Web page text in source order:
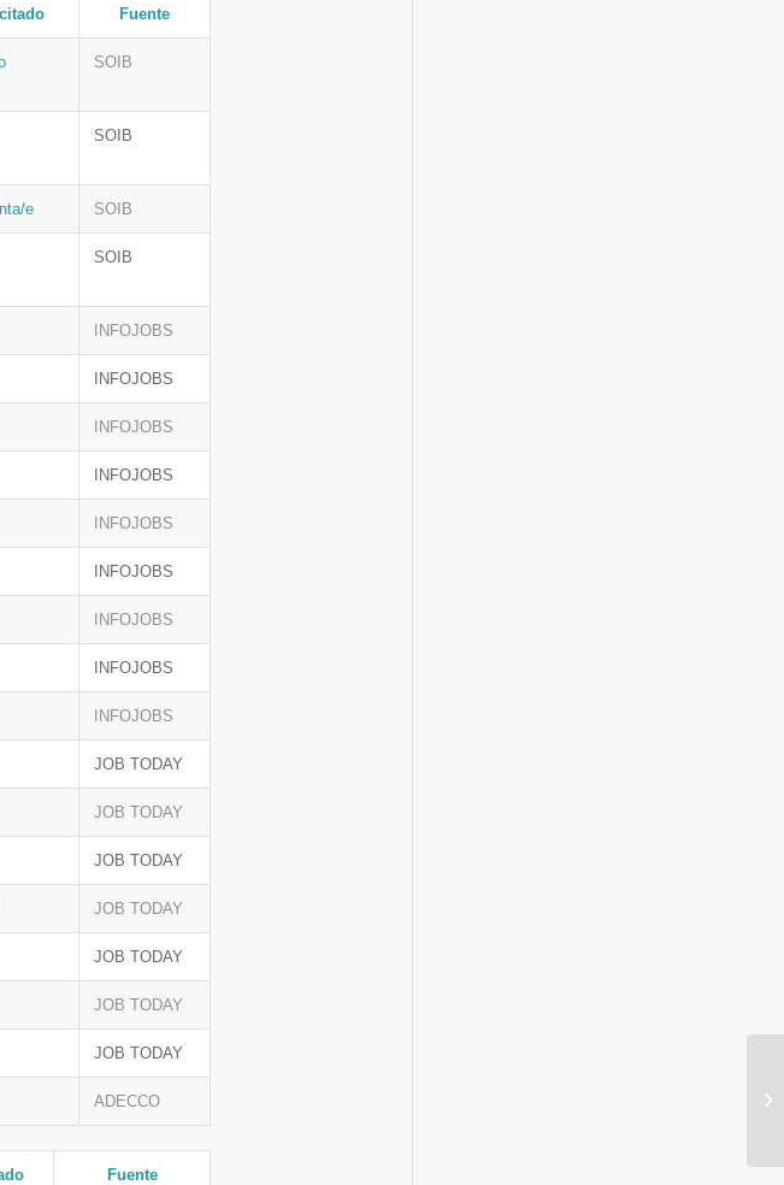
Fuente
SOIB
SOIB
e SOIB
SOIB
INFOJOBS
INFOJOBS
INFOJOBS
INFOJOBS
INFOJOBS
INFOJOBS
INFOJOBS
INFOJOBS
INFOJOBS
JOB TODAY
JOB TODAY
JOB TODAY
JOB TODAY
JOB TODAY
JOB TODAY
JOB TODAY
ADECCO
Fuente